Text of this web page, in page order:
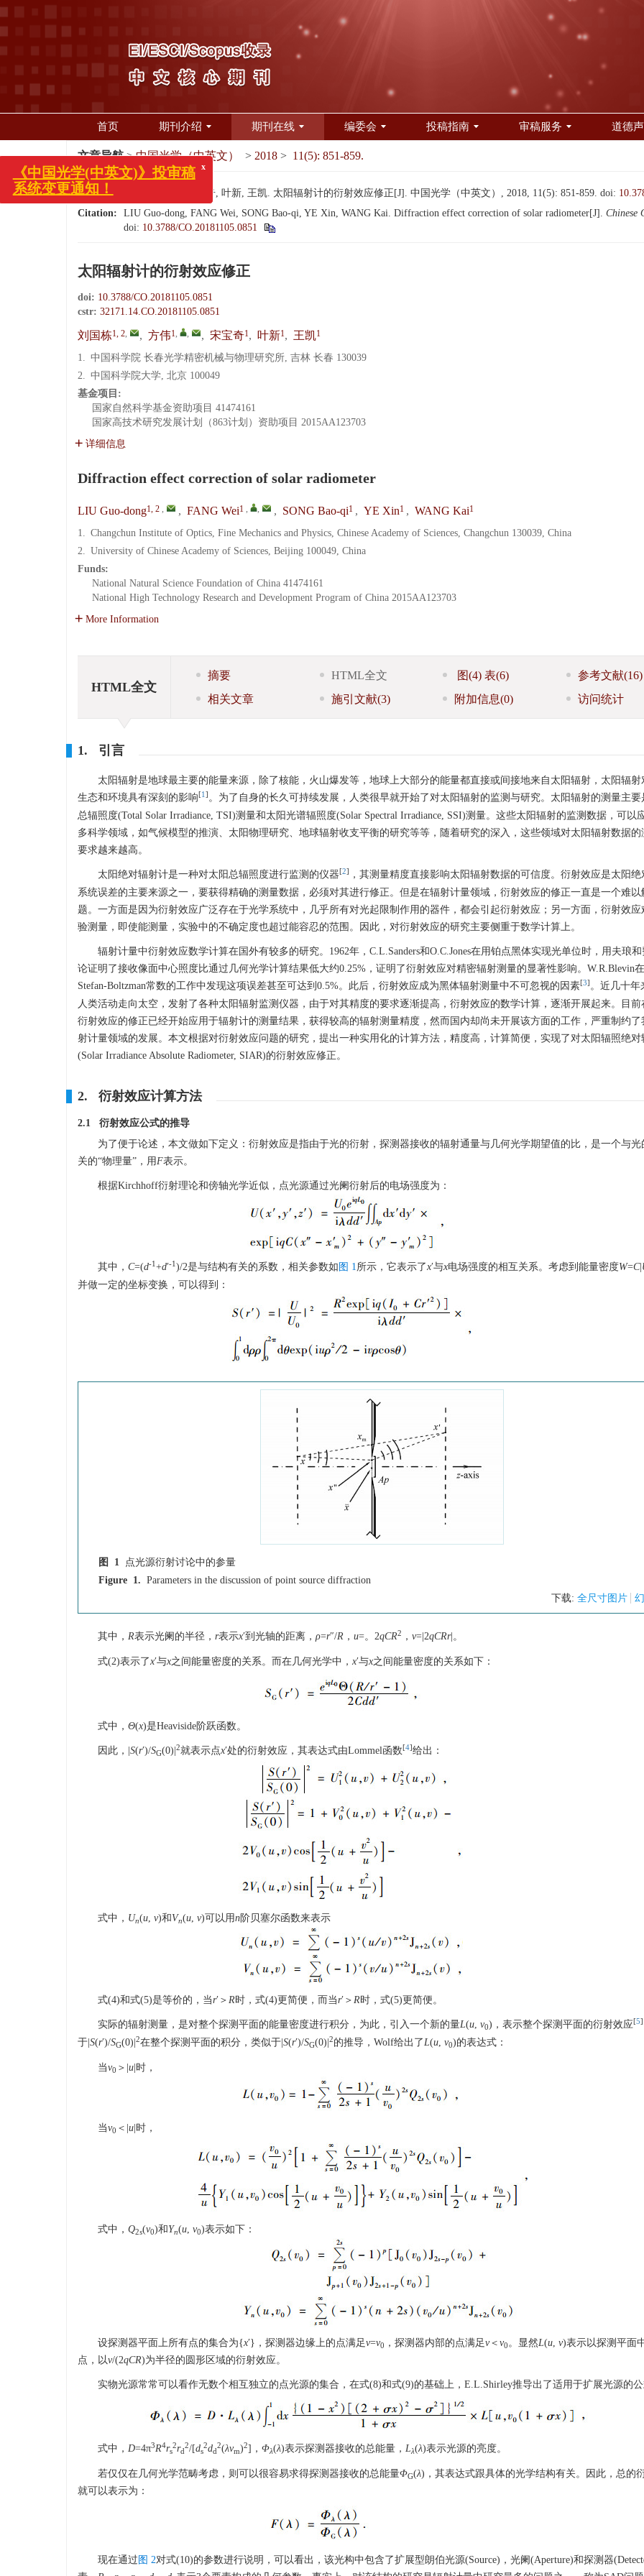
首页 期刊介绍 期刊在线 编委会 投稿指南 审稿服务 道德
文章导航>中国光学（中英文） > 2018 > 11(5): 851-859.
引用本文: 刘国栋, 方伟, 宋宝奇, 叶新, 王凯. 太阳辐射计的衍射效应修正[J]. 中国光学（中英文）, 2018, 11(5): 851-859. doi:
Citation:
LIU Guo-dong, FANG Wei, SONG Bao-qi, YE Xin, WANG Kai. Diffraction effect correction of solar radiometer[J]. Chinese
doi: 10.3788/CO.20181105.0851
太阳辐射计的衍射效应修正
doi: 10.3788/CO.20181105.0851
cstr: 32171.14.CO.20181105.0851
刘国栋1, 2, , 方伟1, , , 宋宝奇1, 叶新1, 王凯1
1. 中国科学院 长春光学精密机械与物理研究所, 吉林 长春 130039
2. 中国科学院大学, 北京 100049
基金项目:
国家自然科学基金资助项目 41474161
国家高技术研究发展计划（863计划）资助项目 2015AA123703
详细信息
Diffraction effect correction of solar radiometer
LIU Guo-dong1, 2 , , FANG Wei1 , , , SONG Bao-qi1 , YE Xin1 , WANG Kai1
1. Changchun Institute of Optics, Fine Mechanics and Physics, Chinese Academy of Sciences, Changchun 130039, China
2. University of Chinese Academy of Sciences, Beijing 100049, China
Funds:
National Natural Science Foundation of China 41474161
National High Technology Research and Development Program of China 2015AA123703
More Information
HTML全文
摘要 HTML全文 图(4) 表(6) 参考文献(16)
相关文章
施引文献(3) 附加信息(0) 访问统计
1. 引言
太阳辐射是地球最主要的能量来源，除了核能，火山爆发等，地球上大部分的能量都直接或间接地来自太阳辐射，太阳辐射
生态和环境具有深刻的影响[1 ] 。为了自身的长久可持续发展，人类很早就开始了对太阳辐射的监测与研究。太阳辐射的测量主要
总辐照度(Total Solar Irradiance, TSI)测量和太阳光谱辐照度(Solar Spectral Irradiance, SSI)测量。这些太阳辐射的监测数据，可以
多科学领域，如气候模型的推演、太阳物理研究、地球辐射收支平衡的研究等等，随着研究的深入，这些领域对太阳辐射数据的
要求越来越高。
太阳绝对辐射计是一种对太阳总辐照度进行监测的仪器[2]
，其测量精度直接影响太阳辐射数据的可信度。衍射效应是太阳
系统误差的主要来源之一，要获得精确的测量数据，必须对其进行修正。但是在辐射计量领域，衍射效应的修正一直是一个难以
题。一方面是因为衍射效应广泛存在于光学系统中，几乎所有对光起限制作用的器件，都会引起衍射效应；另一方面，衍射效应
验测量，即使能测量，实验中的不确定度也超过能容忍的范围。因此，对衍射效应的研究主要侧重于数学计算上。
辐射计量中衍射效应数学计算在国外有较多的研究。1962年，C.L.Sanders和O.C.Jones在用铂点黑体实现光单位时，用夫琅
论证明了接收像面中心照度比通过几何光学计算结果低大约0.25%，证明了衍射效应对精密辐射测量的显著性影响。W.R.Blevin
Stefan-Boltzman常数的工作中发现这项误差甚至可达到0.5%。此后，衍射效应成为黑体辐射测量中不可忽视的因素[3] 。近几十年
人类活动走向太空，发射了各种太阳辐射监测仪器，由于对其精度的要求逐渐提高，衍射效应的数学计算，逐渐开展起来。目前
衍射效应的修正已经开始应用于辐射计的测量结果，获得较高的辐射测量精度，然而国内却尚未开展该方面的工作，严重制约了
射计量领域的发展。本文根据对衍射效应问题的研究，提出一种实用化的计算方法，精度高，计算简便，实现了对太阳辐照绝对
(Solar Irradiance Absolute Radiometer, SIAR)的衍射效应修正。
2. 衍射效应计算方法
2.1 衍射效应公式的推导
为了便于论述，本文做如下定义：衍射效应是指由于光的衍射，探测器接收的辐射通量与几何光学期望值的比，是一个与光
关的“物理量”，用F表示。
根据Kirchhoff衍射理论和傍轴光学近似，点光源通过光阑衍射后的电场强度为：
其中， C=(d-1 +d′-1 )/2是与结构有关的系数，相关参数如 图 1所示，它表示了x′与x电场强度的相互关系。考虑到能量密度W=C|
并做一定的坐标变换，可以得到：
图 1 点光源衍射讨论中的参量
Figure 1. Parameters in the discussion of point source diffraction
下载: 全尺寸图片
其中， R表示光阑的半径， r表示x′到光轴的距离， ρ=r″/R ， u=。2qCR2 ， v=|2qCRr|。
式(2)表示了x′与x之间能量密度的关系。而在几何光学中， x′与x之间能量密度的关系如下：
式中， Θ(x)是Heaviside阶跃函数。
因此，| S(r′)/SG(0)| 2就表示点x′处的衍射效应，其表达式由Lommel函数[4]给出：
式中， Un(u, v)和 Vn(u, v)可以用n阶贝塞尔函数来表示
式(4)和式(5)是等价的，当r′＞ R时，式(4)更简便，而当r′＞ R时，式(5)更简便。
实际的辐射测量，是对整个探测平面的能量密度进行积分，为此，引入一个新的量L(u, v0)，表示整个探测平面的衍射效应[5]
于| S(r′)/SG(0)| 2在整个探测平面的积分，类似于| S(r′)/SG(0)| 2的推导，Wolf给出了L(u, v0)的表达式：
当v0 ＞| u |时，
当v0 ＜| u |时，
式中， Q2s(v0)和 Yn(u, v0)表示如下：
设探测器平面上所有点的集合为{x′}，探测器边缘上的点满足v=v0 ，探测器内部的点满足v＜ v0。显然L(u, v)表示以探测平面
点，以v/(2qCR)为半径的圆形区域的衍射效应。
实物光源常常可以看作无数个相互独立的点光源的集合，在式(8)和式(9)的基础上，E.L.Shirley推导出了适用于扩展光源的
式中， D=4π3R4rs
2rd
2/[ds
2dd
2(λvm)2]， Φλ(λ)表示探测器接收的总能量， Lλ(λ)表示光源的亮度。
若仅仅在几何光学范畴考虑，则可以很容易求得探测器接收的总能量ΦG(λ)，其表达式跟具体的光学结构有关。因此，总的
就可以表示为：
现在通过 图 2对式(10)的参数进行说明，可以看出，该光构中包含了扩展型朗伯光源(Source)，光阑(Aperture)和探测器
《中国光学(中英文)》投审稿
系统变更通知！